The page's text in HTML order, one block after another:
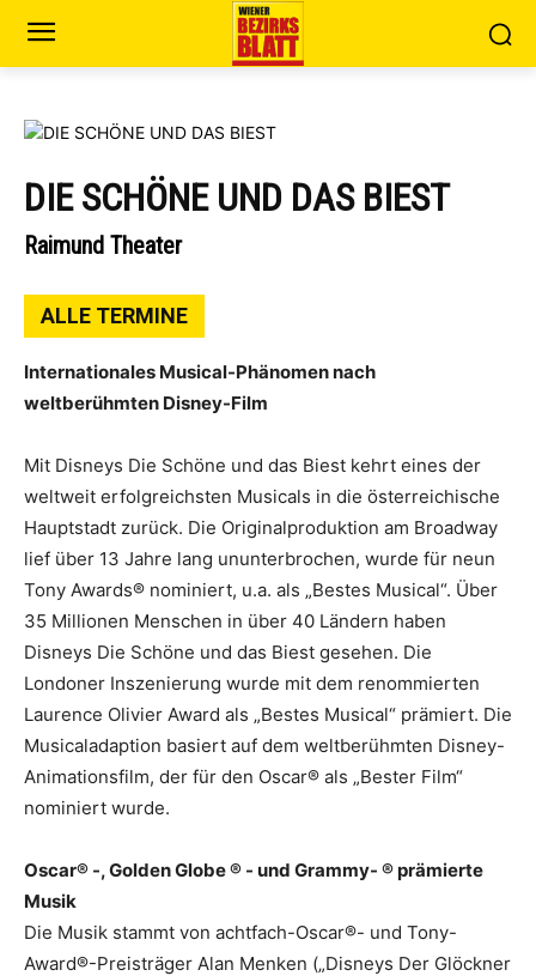
DIE SCHÖNE UND DAS BIEST
Raimund Theater
ALLE TERMINE
Internationales Musical-Phänomen nach
weltberühmten Disney-Film
Mit Disneys Die Schöne und das Biest kehrt eines der
weltweit erfolgreichsten Musicals in die österreichische
Hauptstadt zurück. Die Originalproduktion am Broadway
lief über 13 Jahre lang ununterbrochen, wurde für neun
Tony Awards® nominiert, u.a. als „Bestes Musical“. Über
35 Millionen Menschen in über 40 Ländern haben
Disneys Die Schöne und das Biest gesehen. Die
Londoner Inszenierung wurde mit dem renommierten
Laurence Olivier Award als „Bestes Musical“ prämiert. Die
Musicaladaption basiert auf dem weltberühmten Disney-
Animationsfilm, der für den Oscar® als „Bester Film“
nominiert wurde.
Oscar® -, Golden Globe ® - und Grammy- ® prämierte
Musik
Die Musik stammt von achtfach-Oscar®- und Tony-
Award®-Preisträger Alan Menken („Disneys Der Glöckner